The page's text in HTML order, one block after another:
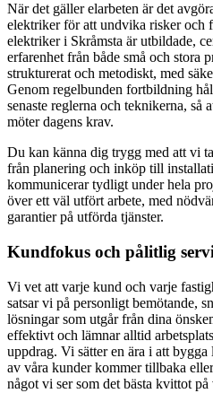
När det gäller elarbeten är det
elektriker för att undvika risker och
elektriker i Skråmsta är utbildade,
erfarenhet från både små och stora
strukturerat och metodiskt, med
Genom regelbunden fortbildning
senaste reglerna och teknikerna, så
möter dagens krav.
Du kan känna dig trygg med att vi
från planering och inköp till
kommunicerar tydligt under hela
över ett väl utfört arbete, med
garantier på utförda tjänster.
Kundfokus och pålitlig
Vi vet att varje kund och varje
satsar vi på personligt bemötande,
lösningar som utgår från dina
effektivt och lämnar alltid
uppdrag. Vi sätter en ära i att
av våra kunder kommer tillbaka
något vi ser som det bästa kvittot på